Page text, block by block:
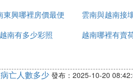
了，以後也不會再來，而美
什麼區別
東興哪裡房價最便
宜
雲南與越南接
有哪些
越南有多少彩照 越南哪裡有賣
亡人數多少 發布：2025-10-20